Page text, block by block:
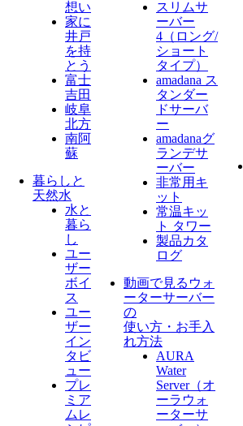
想い
家に
井戸
を持
とう
富士
吉田
岐阜
北方
南阿
蘇
暮らしと
天然水
水と
暮ら
し
ユー
ザー
ボイ
ス
ユー
ザー
イン
タビ
ュー
プレ
ミア
ムレ
スリムサ
ーバー
4（ロング/
ショート
タイプ）
amadana ス
タンダー
ドサーバ
ー
amadanaグ
ランデサ
ーバー
非常用キ
ット
常温キッ
ト タワー
製品カタ
ログ
動画で見るウォ
ーターサーバー
の
使い方・お手入
れ方法
AURA
Water
Server​（オ
ーラウォ
ーターサ